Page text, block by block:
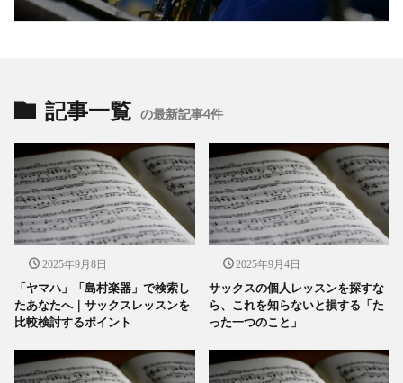
記事一覧 の最新記事4件
2025年9月8日
「ヤマハ」「島村楽器」で検索し
たあなたへ｜サックスレッスンを
比較検討するポイント
2025年9月4日
サックスの個人レッスンを探すな
ら、これを知らないと損する「た
った一つのこと」